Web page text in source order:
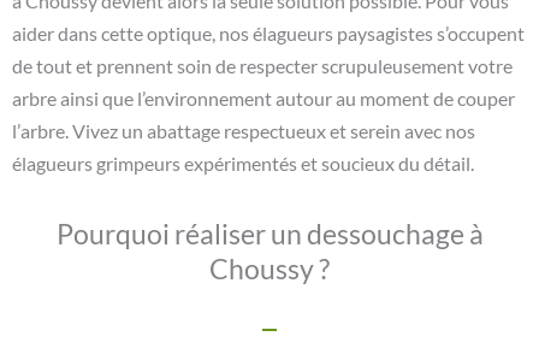
aider dans cette optique, nos élagueurs paysagistes s’occupent
de tout et prennent soin de respecter scrupuleusement votre
arbre ainsi que l’environnement autour au moment de couper
l’arbre. Vivez un abattage respectueux et serein avec nos
élagueurs grimpeurs expérimentés et soucieux du détail.
Pourquoi réaliser un dessouchage à
Choussy ?